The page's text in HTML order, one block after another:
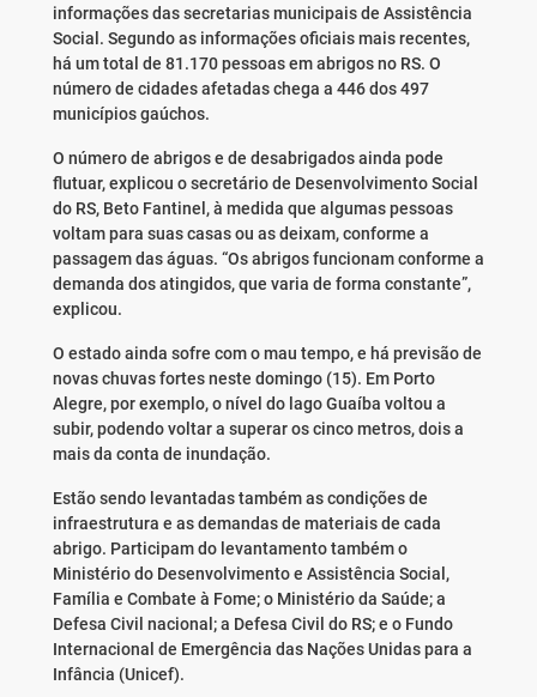
informações das secretarias municipais de Assistência
Social. Segundo as informações oficiais mais recentes,
há um total de 81.170 pessoas em abrigos no RS. O
número de cidades afetadas chega a 446 dos 497
municípios gaúchos.
O número de abrigos e de desabrigados ainda pode
flutuar, explicou o secretário de Desenvolvimento Social
do RS, Beto Fantinel, à medida que algumas pessoas
voltam para suas casas ou as deixam, conforme a
passagem das águas. “Os abrigos funcionam conforme a
demanda dos atingidos, que varia de forma constante”,
explicou.
O estado ainda sofre com o mau tempo, e há previsão de
novas chuvas fortes neste domingo (15). Em Porto
Alegre, por exemplo, o nível do lago Guaíba voltou a
subir, podendo voltar a superar os cinco metros, dois a
mais da conta de inundação.
Estão sendo levantadas também as condições de
infraestrutura e as demandas de materiais de cada
abrigo. Participam do levantamento também o
Ministério do Desenvolvimento e Assistência Social,
Família e Combate à Fome; o Ministério da Saúde; a
Defesa Civil nacional; a Defesa Civil do RS; e o Fundo
Internacional de Emergência das Nações Unidas para a
Infância (Unicef).